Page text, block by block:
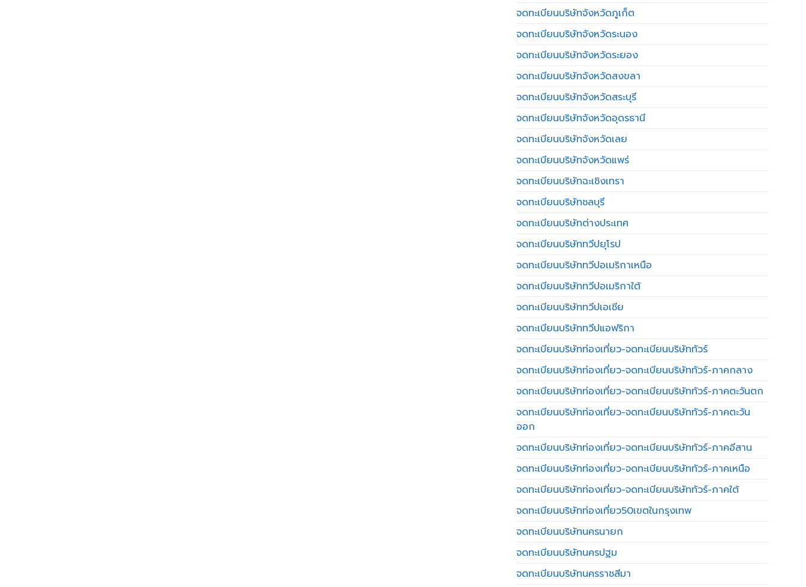
จดทะเบียนบริษัทจังหวัดภูเก็ต
จดทะเบียนบริษัทจังหวัดระนอง
จดทะเบียนบริษัทจังหวัดระยอง
จดทะเบียนบริษัทจังหวัดสงขลา
จดทะเบียนบริษัทจังหวัดสระบุรี
จดทะเบียนบริษัทจังหวัดอุดรธานี
จดทะเบียนบริษัทจังหวัดเลย
จดทะเบียนบริษัทจังหวัดแพร่
จดทะเบียนบริษัทฉะเชิงเทรา
จดทะเบียนบริษัทชลบุรี
จดทะเบียนบริษัทต่างประเทศ
จดทะเบียนบริษัททวีปยุโรป
จดทะเบียนบริษัททวีปอเมริกาเหนือ
จดทะเบียนบริษัททวีปอเมริกาใต้
จดทะเบียนบริษัททวีปเอเชีย
จดทะเบียนบริษัททวีปแอฟริกา
จดทะเบียนบริษัทท่องเที่ยว-จดทะเบียนบริษัททัวร์
จดทะเบียนบริษัทท่องเที่ยว-จดทะเบียนบริษัททัวร์-ภาคกลาง
จดทะเบียนบริษัทท่องเที่ยว-จดทะเบียนบริษัททัวร์-ภาคตะวันตก
จดทะเบียนบริษัทท่องเที่ยว-จดทะเบียนบริษัททัวร์-ภาคตะวัน
ออก
จดทะเบียนบริษัทท่องเที่ยว-จดทะเบียนบริษัททัวร์-ภาคอีสาน
จดทะเบียนบริษัทท่องเที่ยว-จดทะเบียนบริษัททัวร์-ภาคเหนือ
จดทะเบียนบริษัทท่องเที่ยว-จดทะเบียนบริษัททัวร์-ภาคใต้
จดทะเบียนบริษัทท่องเที่ยว50เขตในกรุงเทพ
จดทะเบียนบริษัทนครนายก
จดทะเบียนบริษัทนครปฐม
จดทะเบียนบริษัทนครราชสีมา